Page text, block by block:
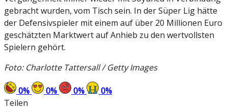
gebracht wurden, vom Tisch sein. In der Süper Lig hätte
der Defensivspieler mit einem auf über 20 Millionen Euro
geschätzten Marktwert auf Anhieb zu den wertvollsten
Spielern gehört.
Foto: Charlotte Tattersall / Getty Images
0% 0% 0% 0%
Teilen